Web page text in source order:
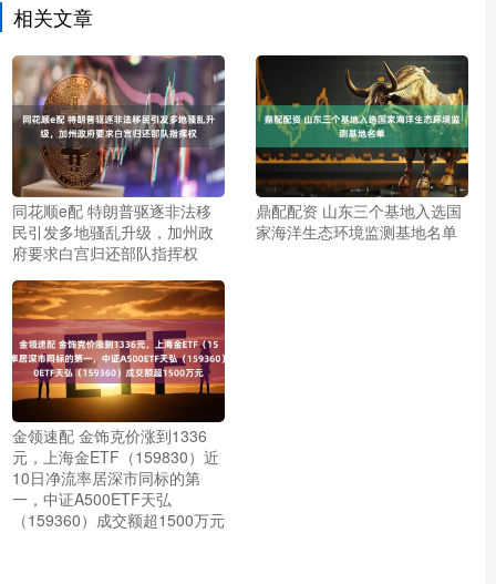
相关文章
同花顺e配 特朗普驱逐非法移
民引发多地骚乱升级，加州政
府要求白宫归还部队指挥权
鼎配配资 山东三个基地入选国
家海洋生态环境监测基地名单
金领速配 金饰克价涨到1336
元，上海金ETF（159830）近
10日净流率居深市同标的第
一，中证A500ETF天弘
（159360）成交额超1500万元